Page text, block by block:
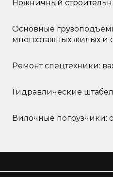
Ножничный
Основные
многоэтажных жилых и
Ремонт спецтехники:
Гидравлические
Вилочные погрузчики: